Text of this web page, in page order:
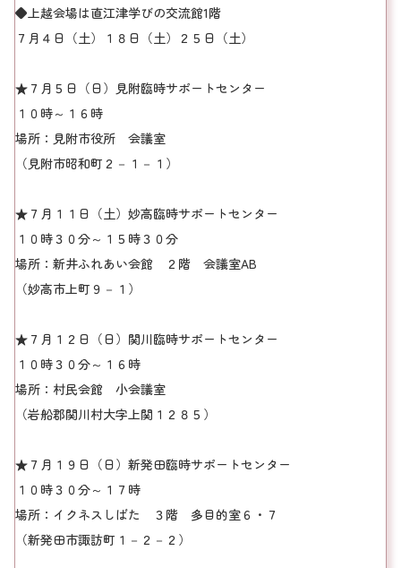
◆上越会場は直江津学びの交流館1階
７月４日（土）１８日（土）２５日（土）
★７月５日（日）見附臨時サポートセンター
１０時～１６時
場所：見附市役所 会議室
（見附市昭和町２－１－１）
★７月１１日（土）妙高臨時サポートセンター
１０時３０分～１５時３０分
場所：新井ふれあい会館 ２階 会議室AB
（妙高市上町９－１）
★７月１２日（日）関川臨時サポートセンター
１０時３０分～１６時
場所：村民会館 小会議室
（岩船郡関川村大字上関１２８５）
★７月１９日（日）新発田臨時サポートセンター
１０時３０分～１７時
場所：イクネスしばた ３階 多目的室６・７
（新発田市諏訪町１－２－２）